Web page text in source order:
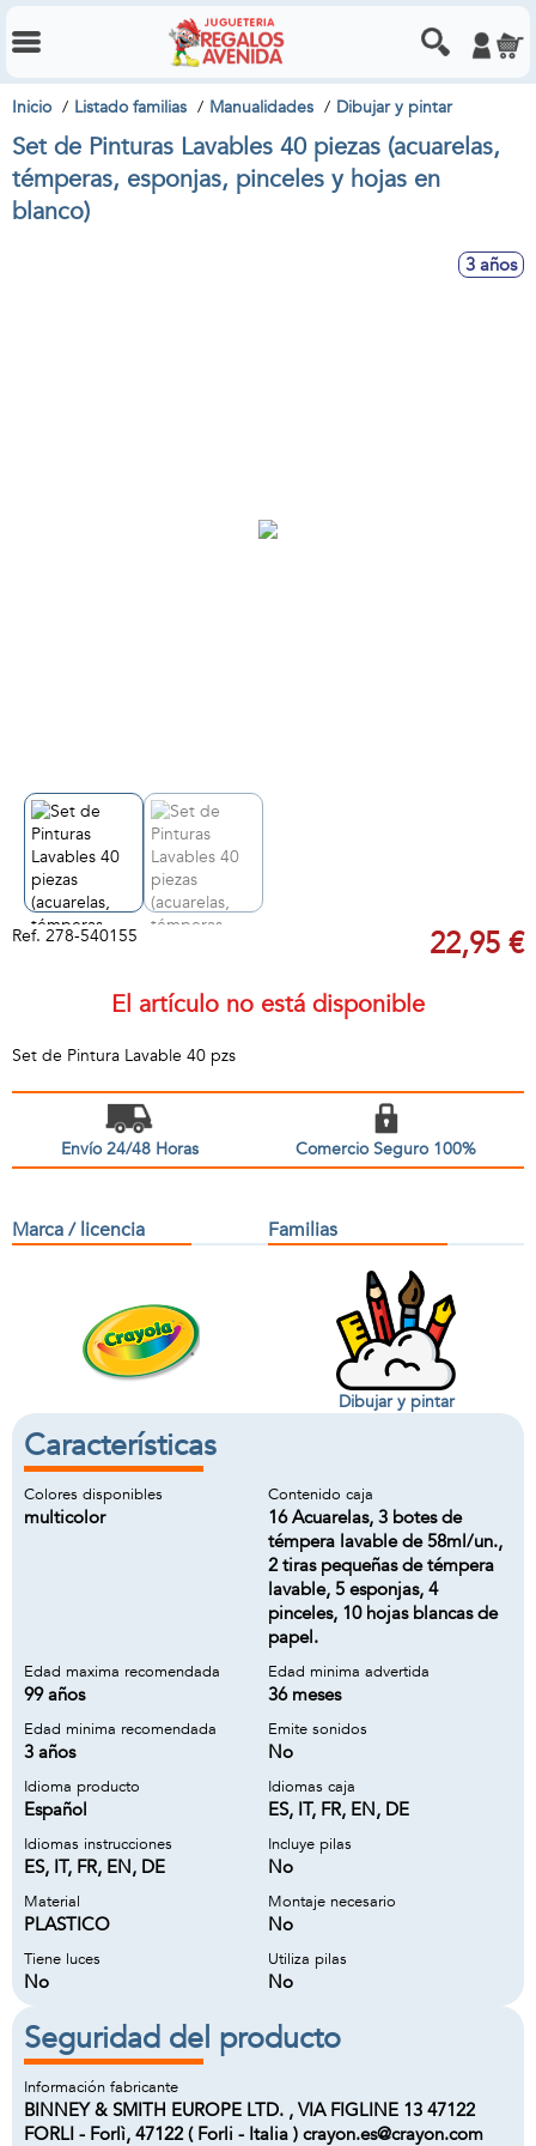
Inicio Listado familias Manualidades Dibujar y pintar
Set de Pinturas Lavables 40 piezas (acuarelas,
témperas, esponjas, pinceles y hojas en
blanco)
3 años
Ref. 278-540155 22,95 €
El artículo no está disponible
Set de Pintura Lavable 40 pzs
Envío 24/48 Horas Comercio Seguro 100%
Marca / licencia Familias
Dibujar y pintar
Características
Colores disponibles
multicolor
Contenido caja
16 Acuarelas, 3 botes de
témpera lavable de 58ml/un.,
2 tiras pequeñas de témpera
lavable, 5 esponjas, 4
pinceles, 10 hojas blancas de
papel.
Edad maxima recomendada
99 años
Edad minima advertida
36 meses
Edad minima recomendada
3 años
Emite sonidos
No
Idioma producto
Español
Idiomas caja
ES, IT, FR, EN, DE
Idiomas instrucciones
ES, IT, FR, EN, DE
Incluye pilas
No
Material
PLASTICO
Montaje necesario
No
Tiene luces
No
Utiliza pilas
No
Seguridad del producto
Información fabricante
BINNEY & SMITH EUROPE LTD. , VIA FIGLINE 13 47122
FORLI - Forlì, 47122 ( Forli - Italia ) crayon.es@crayon.com